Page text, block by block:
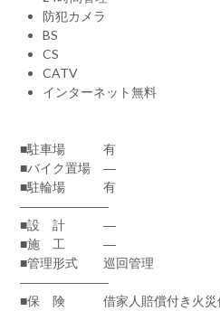
防犯カメラ
BS
CS
CATV
インターネット無料
■駐車場 有
■バイク置場 ―
■駐輪場 有
―――――――
■設 計 ―
■施 工 ―
■管理形式 巡回管理
―――――――
■保 険 借家人賠償付き火災